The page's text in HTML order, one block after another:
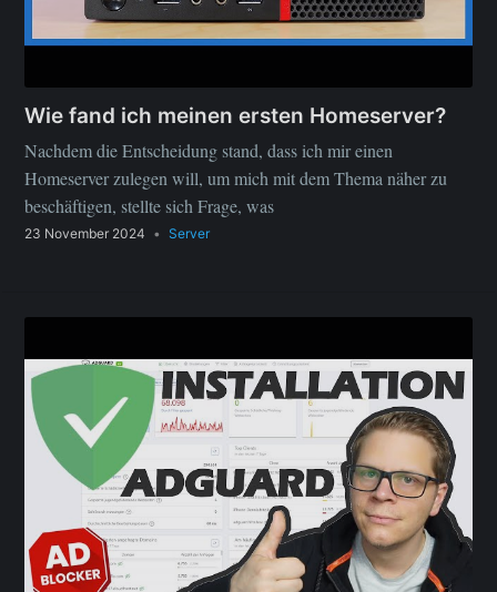
Wie fand ich meinen ersten Homeserver?
Nachdem die Entscheidung stand, dass ich mir einen
Homeserver zulegen will, um mich mit dem Thema näher zu
beschäftigen, stellte sich Frage, was
23 November 2024 • Server